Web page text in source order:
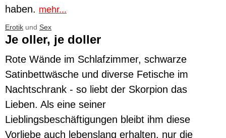
haben. mehr...
Erotik und Sex
Je oller, je doller
Rote Wände im Schlafzimmer, schwarze
Satinbettwäsche und diverse Fetische im
Nachtschrank - so liebt der Skorpion das
Lieben. Als eine seiner
Lieblingsbeschäftigungen bleibt ihm diese
Vorliebe auch lebenslang erhalten, nur die